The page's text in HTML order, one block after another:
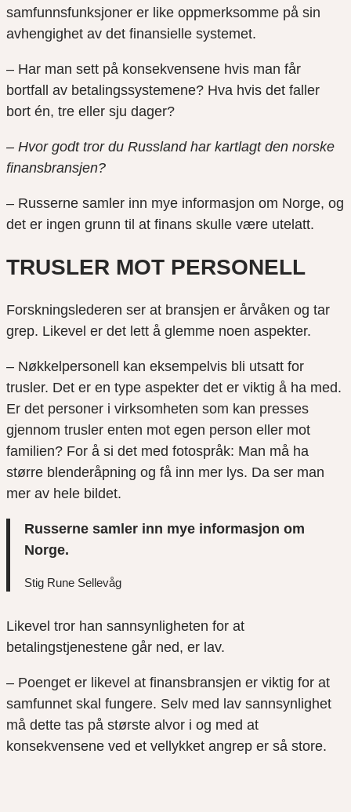
samfunnsfunksjoner er like oppmerksomme på sin
avhengighet av det finansielle systemet.
– Har man sett på konsekvensene hvis man får
bortfall av betalingssystemene? Hva hvis det faller
bort én, tre eller sju dager?
– Hvor godt tror du Russland har kartlagt den norske
finansbransjen?
– Russerne samler inn mye informasjon om Norge, og
det er ingen grunn til at finans skulle være utelatt.
TRUSLER MOT PERSONELL
Forskningslederen ser at bransjen er årvåken og tar
grep. Likevel er det lett å glemme noen aspekter.
– Nøkkelpersonell kan eksempelvis bli utsatt for
trusler. Det er en type aspekter det er viktig å ha med.
Er det personer i virksomheten som kan presses
gjennom trusler enten mot egen person eller mot
familien? For å si det med fotospråk: Man må ha
større blenderåpning og få inn mer lys. Da ser man
mer av hele bildet.
Russerne samler inn mye informasjon om
Norge.
Stig Rune Sellevåg
Likevel tror han sannsynligheten for at
betalingstjenestene går ned, er lav.
– Poenget er likevel at finansbransjen er viktig for at
samfunnet skal fungere. Selv med lav sannsynlighet
må dette tas på største alvor i og med at
konsekvensene ved et vellykket angrep er så store.